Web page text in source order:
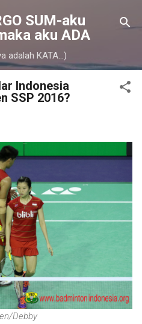
content
SUM-aku
aku ADA
adalah KATA...)
Indonesia
SSP 2016?
Debby